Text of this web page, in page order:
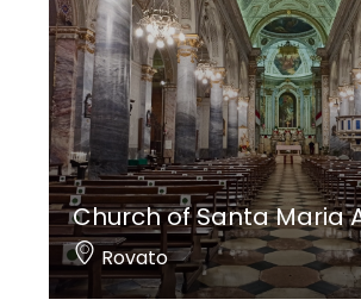
Church of Santa Maria
Rovato